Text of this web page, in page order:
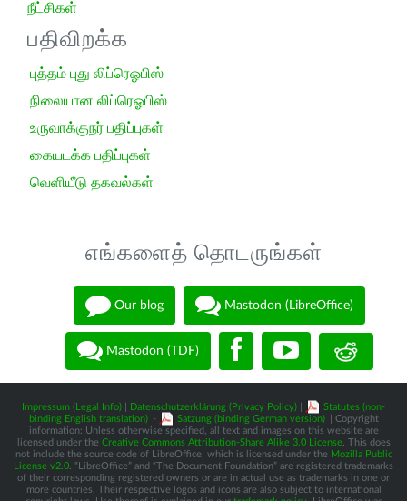
நீட்சிகள்
பதிவிறக்க
புத்தம் புது லிப்ரெஓபிஸ்
நிலையான லிப்ரெஓபிஸ்
உருவாக்குநர் பதிப்புகள்
கையடக்க பதிப்புகள்
வெளியீடு தகவல்கள்
எங்களைத் தொடருங்கள்
Our blog Mastodon (LibreOffice)
Mastodon (TDF)
Impressum (Legal Info) Datenschutzerklärung (Privacy Policy)
Statutes (non-
binding English translation) - Satzung (binding German version)
| Copyright
information: Unless otherwise specified, all text and images on this website are
licensed under the Creative Commons Attribution-Share Alike 3.0 License. This does
not include the source code of LibreOffice, which is licensed under the Mozilla Public
License v2.0 . “LibreOffice” and “The Document Foundation” are registered trademarks
of their corresponding registered owners or are in actual use as trademarks in one or
more countries. Their respective logos and icons are also subject to international